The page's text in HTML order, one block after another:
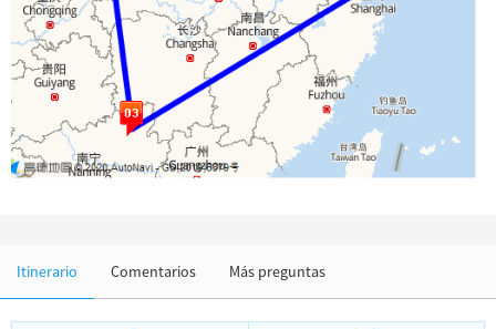
Ropa y Accesorios
Arquitectura
Otras cosas
Itinerario Comentarios Más preguntas